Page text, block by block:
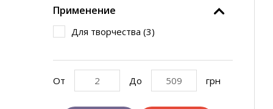
Применение
Для творчества (3)
От До грн